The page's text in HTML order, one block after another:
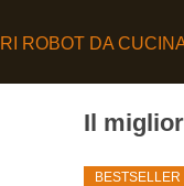
ROBOT DA
Il
BESTSELLER